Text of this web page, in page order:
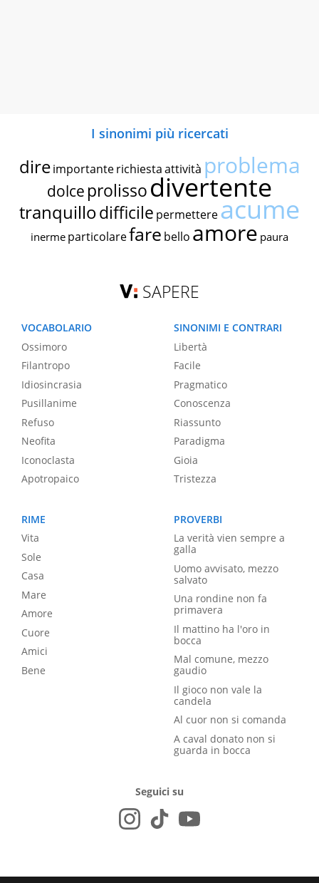
I sinonimi più ricercati
dire importante richiestaattività problema
dolce prolissodivertente
tranquillodifficile permettereacume
inerme particolarefare bello amore paura
SAPERE
VOCABOLARIO
Ossimoro
Filantropo
Idiosincrasia
Pusillanime
Refuso
Neofita
Iconoclasta
Apotropaico
SINONIMI E CONTRARI
Libertà
Facile
Pragmatico
Conoscenza
Riassunto
Paradigma
Gioia
Tristezza
RIME
Vita
Sole
Casa
Mare
Amore
Cuore
Amici
Bene
PROVERBI
La verità vien sempre a
galla
Uomo avvisato, mezzo
salvato
Una rondine non fa
primavera
Il mattino ha l'oro in
bocca
Mal comune, mezzo
gaudio
Il gioco non vale la
candela
Al cuor non si comanda
A caval donato non si
guarda in bocca
Seguici su